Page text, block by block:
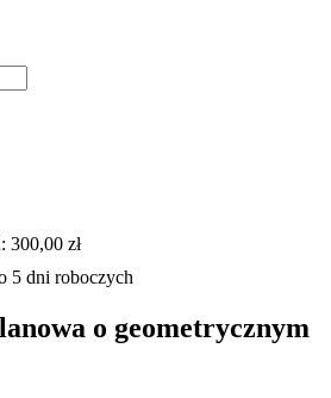
300,00 zł
5 dni roboczych
o geometrycznym